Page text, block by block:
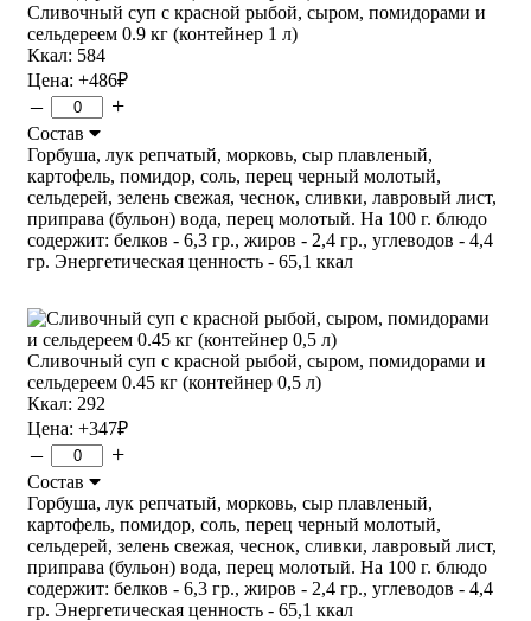
Сливочный суп с красной рыбой, сыром, помидорами и
сельдереем 0.9 кг (контейнер 1 л)
Ккал: 584
Цена: +486₽
– +
Состав
Горбуша, лук репчатый, морковь, сыр плавленый,
картофель, помидор, соль, перец черный молотый,
сельдерей, зелень свежая, чеснок, сливки, лавровый лист,
приправа (бульон) вода, перец молотый. На 100 г. блюдо
содержит: белков - 6,3 гр., жиров - 2,4 гр., углеводов - 4,4
гр. Энергетическая ценность - 65,1 ккал
Сливочный суп с красной рыбой, сыром, помидорами и
сельдереем 0.45 кг (контейнер 0,5 л)
Ккал: 292
Цена: +347₽
– +
Состав
Горбуша, лук репчатый, морковь, сыр плавленый,
картофель, помидор, соль, перец черный молотый,
сельдерей, зелень свежая, чеснок, сливки, лавровый лист,
приправа (бульон) вода, перец молотый. На 100 г. блюдо
содержит: белков - 6,3 гр., жиров - 2,4 гр., углеводов - 4,4
гр. Энергетическая ценность - 65,1 ккал